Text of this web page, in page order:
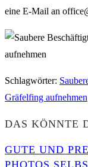
eine E-Mail an
Schlagwörter:
Gräfelfing aufnehmen
DAS KÖNNTE
GUTE UND
PHOTOS